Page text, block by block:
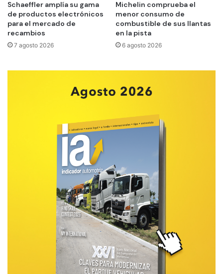
Schaeffler amplía su gama
de productos electrónicos
para el mercado de
recambios
7 agosto 2026
Michelin comprueba el
menor consumo de
combustible de sus llantas
en la pista
6 agosto 2026